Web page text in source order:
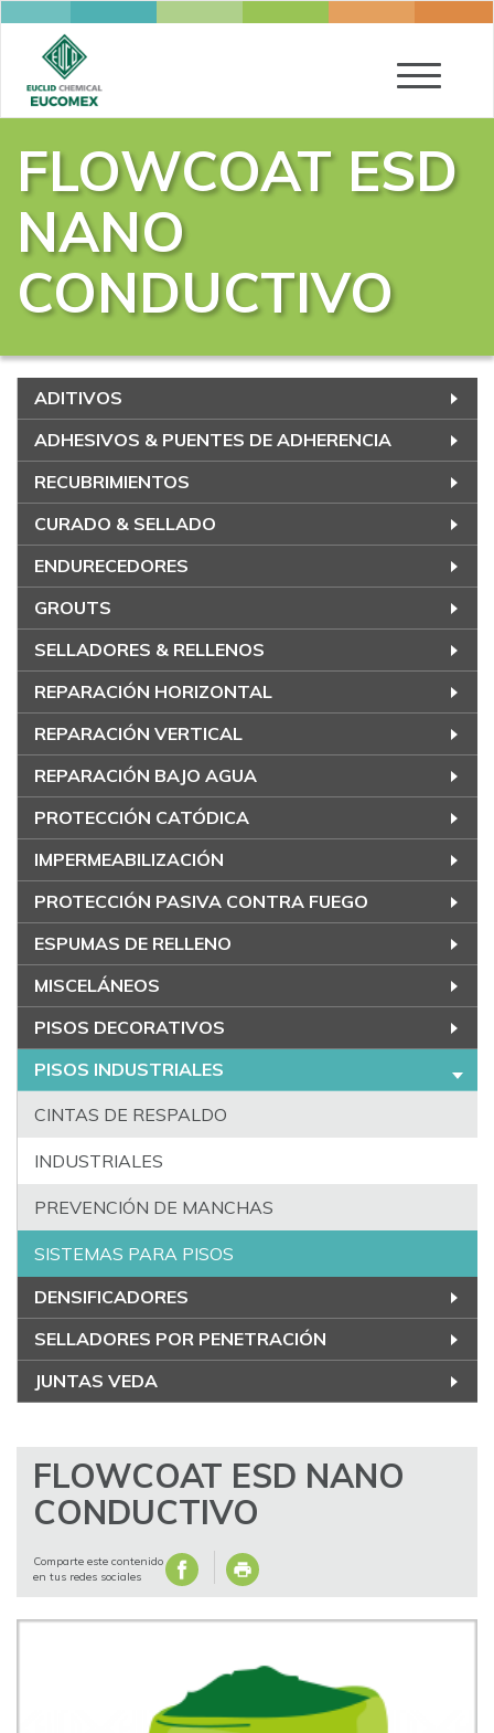
Toggle
FLOWCOAT ESD
NANO
CONDUCTIVO
ADITIVOS
ADHESIVOS & PUENTES DE ADHERENCIA
RECUBRIMIENTOS
CURADO & SELLADO
ENDURECEDORES
GROUTS
SELLADORES & RELLENOS
REPARACIÓN HORIZONTAL
REPARACIÓN VERTICAL
REPARACIÓN BAJO AGUA
PROTECCIÓN CATÓDICA
IMPERMEABILIZACIÓN
PROTECCIÓN PASIVA CONTRA FUEGO
ESPUMAS DE RELLENO
MISCELÁNEOS
PISOS DECORATIVOS
PISOS INDUSTRIALES
CINTAS DE RESPALDO
INDUSTRIALES
PREVENCIÓN DE MANCHAS
SISTEMAS PARA PISOS
DENSIFICADORES
SELLADORES POR PENETRACIÓN
JUNTAS VEDA
FLOWCOAT ESD NANO
CONDUCTIVO
Comparte este contenido
en tus redes sociales